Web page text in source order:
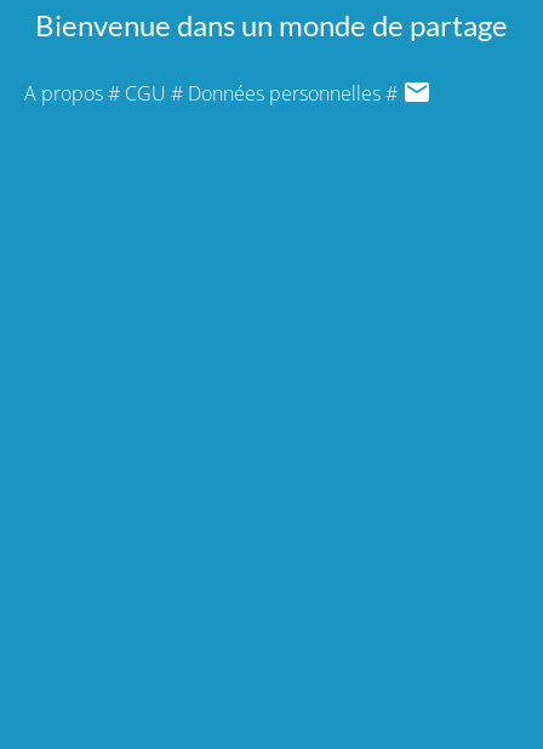
Bienvenue dans un monde de partage
A propos# CGU # Données personnelles#